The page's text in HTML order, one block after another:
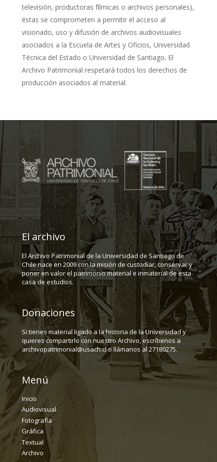
televisión, productoras fílmicas o archivos personales),
éstas se comprometen a permitir el acceso al
visionado, uso y difusión de archivos audiovisuales
asociados a la Escuela de Artes y Oficios, Universidad
Técnica del Estado o Universidad de Santiago. El
Archivo Patrimonial respetará todos los derechos de
producción asociados al material.
El archivo
El Archivo Patrimonial de la Universidad de Santiago de
Chile nace en 2009 con la misión de custodiar, conservar y
poner en valor el patrimonio material e inmaterial de esta
casa de estudios.
Donaciones
Si tienes material ligado a la historia de la Universidad y
quieres compartirlo con nuestro Archivo, escríbenos a
archivopatrimonial@usach.cl o llámanos al 27180275.
Menú
Inicio
Audiovisual
Fotografía
Gráfica
Textual
Archivo